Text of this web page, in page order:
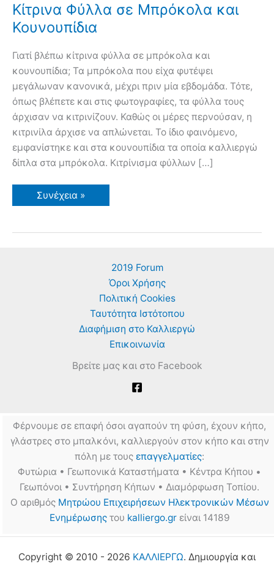
Κίτρινα Φύλλα σε Μπρόκολα και
Κουνουπίδια
Γιατί βλέπω κίτρινα φύλλα σε μπρόκολα και
κουνουπίδια; Τα μπρόκολα που είχα φυτέψει
μεγάλωναν κανονικά, μέχρι πριν μία εβδομάδα. Τότε,
όπως βλέπετε και στις φωτογραφίες, τα φύλλα τους
άρχισαν να κιτρινίζουν. Καθώς οι μέρες περνούσαν, η
κιτρινίλα άρχισε να απλώνεται. Το ίδιο φαινόμενο,
εμφανίστηκε και στα κουνουπίδια τα οποία καλλιεργώ
δίπλα στα μπρόκολα. Κιτρίνισμα φύλλων […]
Κίτρινα
Φύλλα
και
Συνέχεια »
2019 Forum
Όροι Χρήσης
Πολιτική Cookies
Ταυτότητα Ιστότοπου
Διαφήμιση στο Καλλιεργώ
Επικοινωνία
Βρείτε μας και στο Facebook
Φέρνουμε σε επαφή όσοι αγαπούν τη φύση, έχουν κήπο,
γλάστρες στο μπαλκόνι, καλλιεργούν στον κήπο και στην
πόλη με τους επαγγελματίες:
Φυτώρια • Γεωπονικά Καταστήματα • Κέντρα Κήπου •
Γεωπόνοι • Συντήρηση Κήπων • Διαμόρφωση Τοπίου.
Ο αριθμός Μητρώου Επιχειρήσεων Ηλεκτρονικών Μέσων
Ενημέρωσηςτου kalliergo.grείναι 14189
Copyright © 2010 - 2026 ΚΑΛΛΙΕΡΓΩ. Δημιουργία και